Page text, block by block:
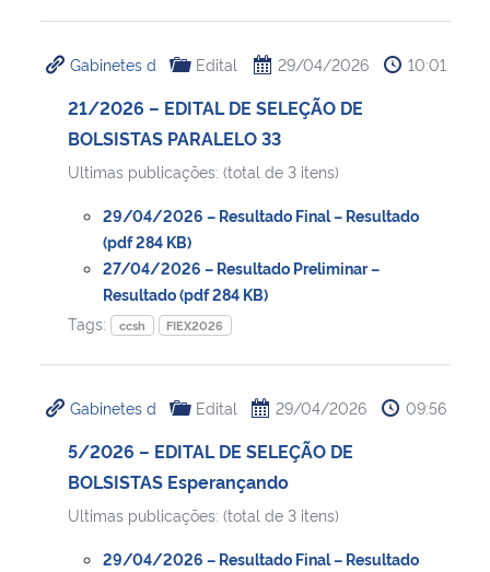
Gabinetes d Edital 29/04/2026 10:01
21/2026 – EDITAL DE SELEÇÃO DE
BOLSISTAS PARALELO 33
Ultimas publicações: (total de 3 itens)
29/04/2026 – Resultado Final – Resultado
(pdf 284 KB)
27/04/2026 – Resultado Preliminar –
Resultado (pdf 284 KB)
Tags:
ccsh FIEX2026
Gabinetes d Edital 29/04/2026 09:56
5/2026 – EDITAL DE SELEÇÃO DE
BOLSISTAS Esperançando
Ultimas publicações: (total de 3 itens)
29/04/2026 – Resultado Final – Resultado